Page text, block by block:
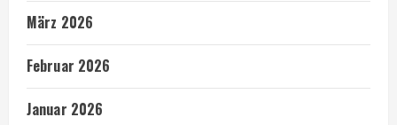
März 2026
Februar 2026
Januar 2026